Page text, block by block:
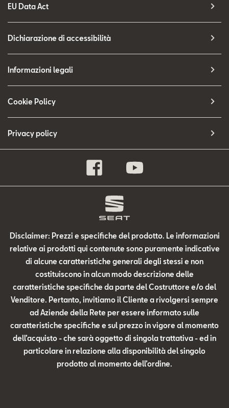
EU Data Act
Dichiarazione di accessibilità
Informazioni legali
Cookie Policy
Privacy policy
Disclaimer: Prezzi e specifiche del prodotto. Le informazioni
relative ai prodotti qui contenute sono puramente indicative
di alcune caratteristiche generali degli stessi e non
costituiscono in alcun modo descrizione delle
caratteristiche specifiche da parte del Costruttore e/o del
Venditore. Pertanto, invitiamo il Cliente a rivolgersi sempre
ad Aziende della Rete per essere informato sulle
caratteristiche specifiche e sul prezzo in vigore al momento
dell’acquisto - che sarà oggetto di singola trattativa - ed in
particolare in relazione alla disponibilità del singolo
prodotto al momento dell’ordine.